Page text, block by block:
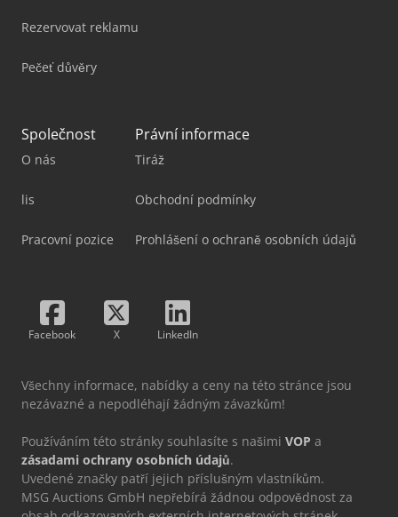
Rezervovat reklamu
Pečeť důvěry
Společnost
O nás
lis
Pracovní pozice
Právní informace
Tiráž
Obchodní podmínky
Prohlášení o ochraně osobních údajů
Facebook X LinkedIn
Všechny informace, nabídky a ceny na této stránce jsou
nezávazné a nepodléhají žádným závazkům!
Používáním této stránky souhlasíte s našimi VOP a
zásadami ochrany osobních údajů.
Uvedené značky patří jejich příslušným vlastníkům.
MSG Auctions GmbH nepřebírá žádnou odpovědnost za